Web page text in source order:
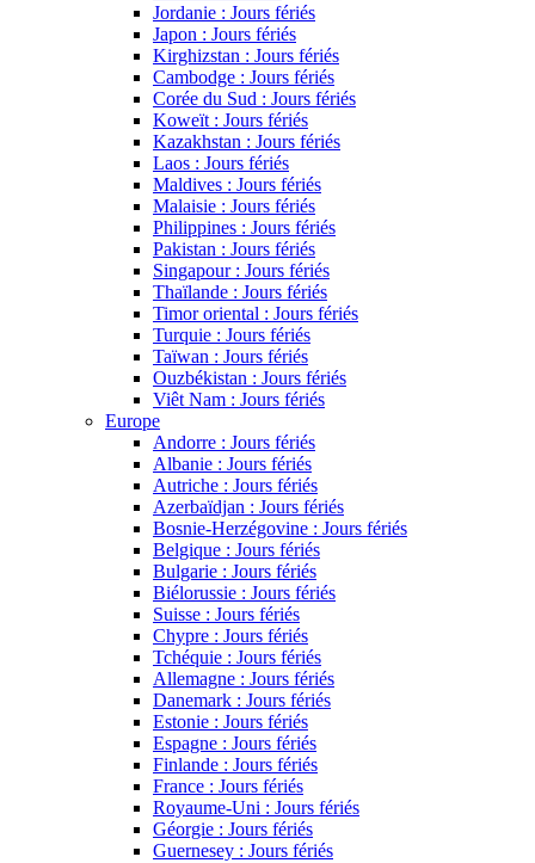
Jordanie : Jours fériés
Japon : Jours fériés
Kirghizstan : Jours fériés
Cambodge : Jours fériés
Corée du Sud : Jours fériés
Koweït : Jours fériés
Kazakhstan : Jours fériés
Laos : Jours fériés
Maldives : Jours fériés
Malaisie : Jours fériés
Philippines : Jours fériés
Pakistan : Jours fériés
Singapour : Jours fériés
Thaïlande : Jours fériés
Timor oriental : Jours fériés
Turquie : Jours fériés
Taïwan : Jours fériés
Ouzbékistan : Jours fériés
Viêt Nam : Jours fériés
Europe
Andorre : Jours fériés
Albanie : Jours fériés
Autriche : Jours fériés
Azerbaïdjan : Jours fériés
Bosnie-Herzégovine : Jours fériés
Belgique : Jours fériés
Bulgarie : Jours fériés
Biélorussie : Jours fériés
Suisse : Jours fériés
Chypre : Jours fériés
Tchéquie : Jours fériés
Allemagne : Jours fériés
Danemark : Jours fériés
Estonie : Jours fériés
Espagne : Jours fériés
Finlande : Jours fériés
France : Jours fériés
Royaume-Uni : Jours fériés
Géorgie : Jours fériés
Guernesey : Jours fériés